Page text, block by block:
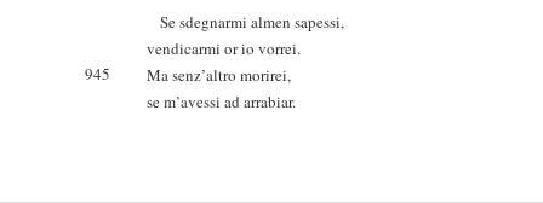
Se sdegnarmi almen sapessi,
vendicarmi or io vorrei.
945
Ma senz’altro morirei,
se m’avessi ad arrabiar.